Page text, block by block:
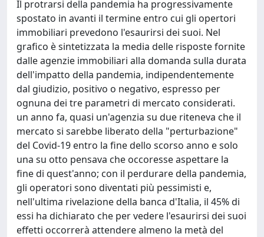
Il protrarsi della pandemia ha progressivamente
spostato in avanti il termine entro cui gli opertori
immobiliari prevedono l'esaurirsi dei suoi. Nel
grafico è sintetizzata la media delle risposte fornite
dalle agenzie immobiliari alla domanda sulla durata
dell'impatto della pandemia, indipendentemente
dal giudizio, positivo o negativo, espresso per
ognuna dei tre parametri di mercato considerati.
un anno fa, quasi un'agenzia su due riteneva che il
mercato si sarebbe liberato della "perturbazione"
del Covid-19 entro la fine dello scorso anno e solo
una su otto pensava che occoresse aspettare la
fine di quest'anno; con il perdurare della pandemia,
gli operatori sono diventati più pessimisti e,
nell'ultima rivelazione della banca d'Italia, il 45% di
essi ha dichiarato che per vedere l'esaurirsi dei suoi
effetti occorrerà attendere almeno la metà del